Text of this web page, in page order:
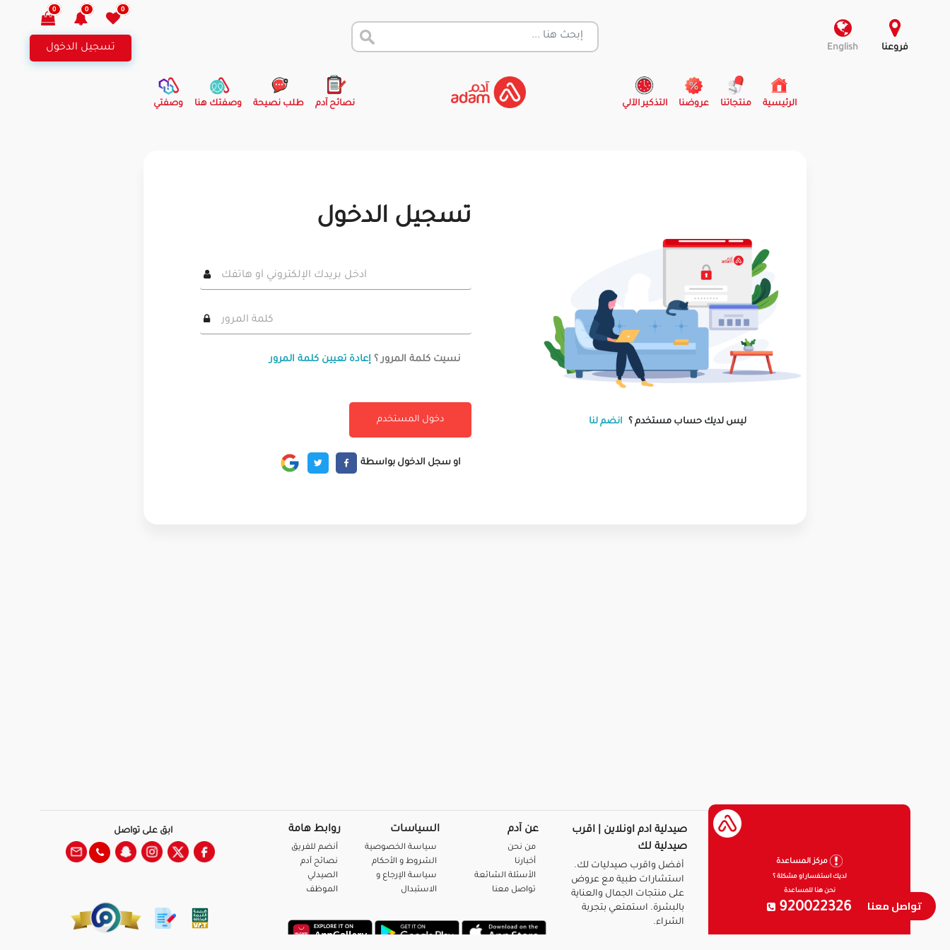
فروعنا English
0
0
0
تسجيل الدخول
الرئيسية
(current) منتجاتنا عروضنا التذكير الآلي نصائح آدم طلب نصيحة وصفتك هنا وصفتي
ليس لديك حساب مستخدم ؟ انضم لنا
تسجيل الدخول
نسيت كلمة المرور ؟ إعادة تعيين كلمة المرور
او سجل الدخول بواسطة
تواصل معنا
مركز المساعدة
لديك استفسار او مشكلة ؟
نحن هنا للمساعدة
920022326
صيدلية ادم اونلاين | اقرب
صيدلية لك
أفضل واقرب صيدليات لك.
استشارات طبية مع عروض
على منتجات الجمال والعناية
بالبشرة. استمتعي بتجربة
الشراء.
عن آدم
من نحن
أخبارنا
الأسئلة الشائعة
تواصل معنا
السياسات
سياسة الخصوصية
الشروط و الأحكام
سياسة الإرجاع و
الاستبدال
روابط هامة
أنضم للفريق
نصائح آدم
الصيدلي
الموظف
ابق على تواصل